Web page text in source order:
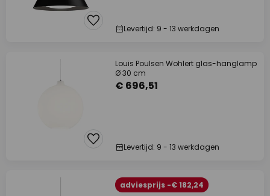
Levertijd: 9 - 13 werkdagen
Louis Poulsen Wohlert glas-hanglamp
Ø 30 cm
€ 696,51
Levertijd: 9 - 13 werkdagen
adviesprijs -€ 182,24